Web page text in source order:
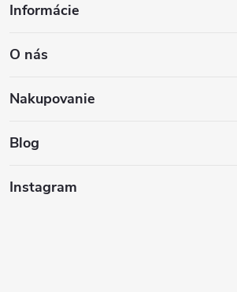
p
ä
Informácie
O nás
Nakupovanie
Blog
Instagram